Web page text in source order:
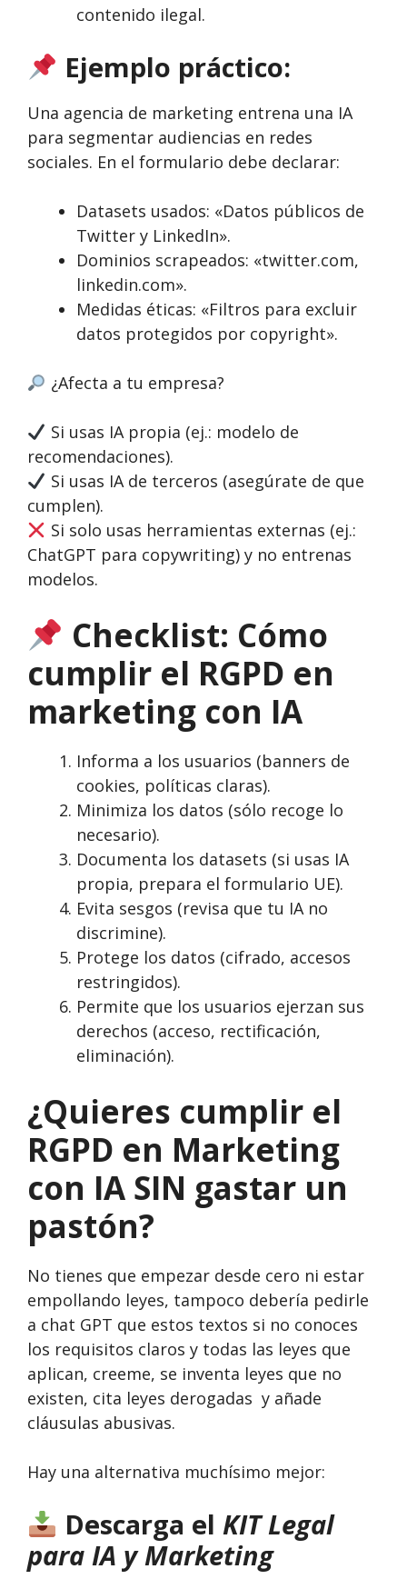
contenido ilegal.
Ejemplo práctico:
Una agencia de marketing entrena una IA
para segmentar audiencias en redes
sociales. En el formulario debe declarar:
Datasets usados: «Datos públicos de
Twitter y LinkedIn».
Dominios scrapeados: «twitter.com,
linkedin.com».
Medidas éticas: «Filtros para excluir
datos protegidos por copyright».
¿Afecta a tu empresa?
Si usas IA propia (ej.: modelo de
recomendaciones).
Si usas IA de terceros (asegúrate de que
cumplen).
Si solo usas herramientas externas (ej.:
ChatGPT para copywriting) y no entrenas
modelos.
Checklist: Cómo
cumplir el RGPD en
marketing con IA
Informa a los usuarios (banners de
cookies, políticas claras).
Minimiza los datos (sólo recoge lo
necesario).
Documenta los datasets (si usas IA
propia, prepara el formulario UE).
Evita sesgos (revisa que tu IA no
discrimine).
Protege los datos (cifrado, accesos
restringidos).
Permite que los usuarios ejerzan sus
derechos (acceso, rectificación,
eliminación).
¿Quieres cumplir el
RGPD en Marketing
con IA SIN gastar un
pastón?
No tienes que empezar desde cero ni estar
empollando leyes, tampoco debería pedirle
a chat GPT que estos textos si no conoces
los requisitos claros y todas las leyes que
aplican, creeme, se inventa leyes que no
existen, cita leyes derogadas y añade
cláusulas abusivas.
Hay una alternativa muchísimo mejor:
Descarga elKIT Legal
para IA y Marketing